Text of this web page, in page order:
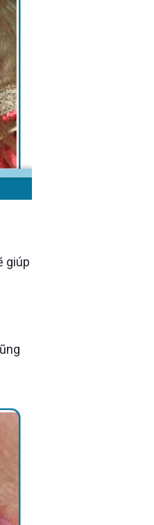
giúp